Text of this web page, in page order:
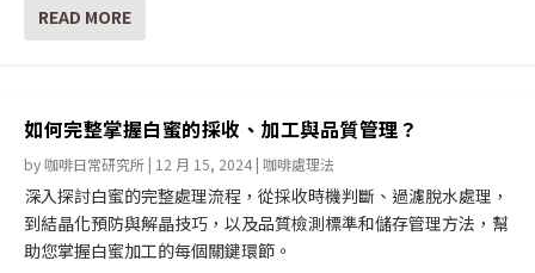
READ MORE
如何完整掌握白蜜的採收、加工與品質管理？
by咖啡日常研究所 | 12 月 15, 2024 | 咖啡處理法
深入探討白蜜的完整處理流程，從採收時機判斷、過濾脫水處理，
到結晶化預防與解晶技巧，以及品質檢測標準和儲存管理方法，幫
助您掌握白蜜加工的每個關鍵環節。